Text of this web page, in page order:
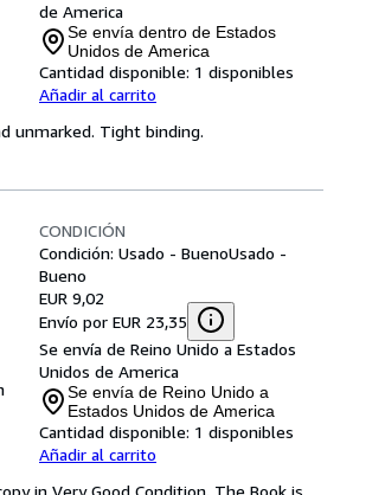
de America
Se envía dentro de Estados
Unidos de America
Cantidad disponible: 1 disponibles
Añadir al carrito
unmarked. Tight binding.
CONDICIÓN
Condición: Usado - BuenoUsado -
Bueno
EUR 9,02
Envío por EUR 23,35
Se envía de Reino Unido a Estados
Unidos de America
Se envía de Reino Unido a
Estados Unidos de America
Cantidad disponible: 1 disponibles
Añadir al carrito
in Very Good Condition. The Book is